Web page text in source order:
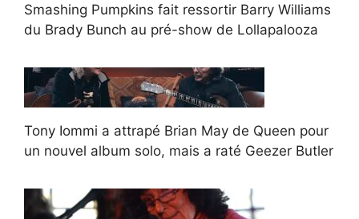
Smashing Pumpkins fait ressortir Barry Williams
du Brady Bunch au pré-show de Lollapalooza
Tony Iommi a attrapé Brian May de Queen pour
un nouvel album solo, mais a raté Geezer Butler